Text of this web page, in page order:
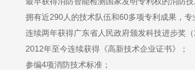
拥有近290人的技术队伍和60多项专利成果，专
连续两年获得广东省人民政府颁发科技进步奖（
2012年至今连续获得《高新技术企业证书》；
参编4项消防技术标准；